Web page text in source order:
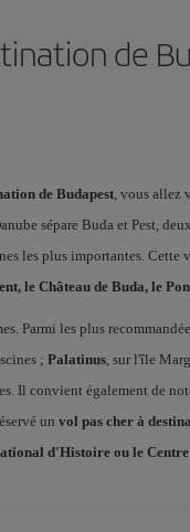
de
de Budapest, vous allez
sépare Buda et Pest,
les plus importantes. Cette
le Château de Buda, le
Parmi les plus
; Palatinus, sur l'île
Il convient également de
un vol pas cher à
d'Histoire ou le